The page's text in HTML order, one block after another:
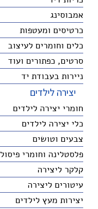
אמבוסינג
כרטיסים ומעטפות
כלים וחומרים לעיצוב
סרטים, כפתורים ועוד
ניירות בעבודת יד
יצירה לילדים
חומרי יצירה לילדים
כלי יצירה לילדים
צבעים וטושים
פלסטלינה וחומרי פיסול
קלקר ליצירה
עיטורים ליצירה
יצירות מעץ לילדים